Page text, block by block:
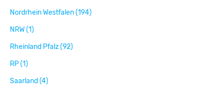
Nordrhein Westfalen (194)
NRW (1)
Rheinland Pfalz (92)
RP (1)
Saarland (4)